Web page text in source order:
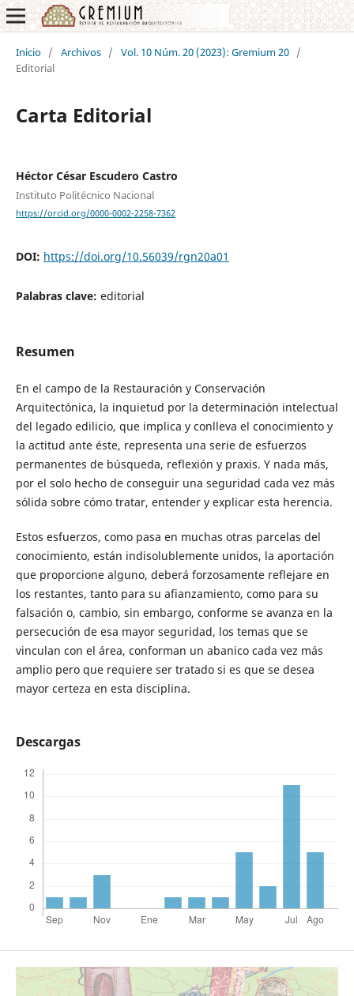
Inicio / Archivos / Vol. 10 Núm. 20 (2023): Gremium 20 /
Editorial
Carta Editorial
Héctor César Escudero Castro
Instituto Politécnico Nacional
https://orcid.org/0000-0002-2258-7362
DOI: https://doi.org/10.56039/rgn20a01
Palabras clave: editorial
Resumen
En el campo de la Restauración y Conservación
Arquitectónica, la inquietud por la determinación intelectual
del legado edilicio, que implica y conlleva el conocimiento y
la actitud ante éste, representa una serie de esfuerzos
permanentes de búsqueda, reflexión y praxis. Y nada más,
por el solo hecho de conseguir una seguridad cada vez más
sólida sobre cómo tratar, entender y explicar esta herencia.
Estos esfuerzos, como pasa en muchas otras parcelas del
conocimiento, están indisolublemente unidos, la aportación
que proporcione alguno, deberá forzosamente reflejare en
los restantes, tanto para su afianzamiento, como para su
falsación o, cambio, sin embargo, conforme se avanza en la
persecución de esa mayor seguridad, los temas que se
vinculan con el área, conforman un abanico cada vez más
amplio pero que requiere ser tratado si es que se desea
mayor certeza en esta disciplina.
Descargas